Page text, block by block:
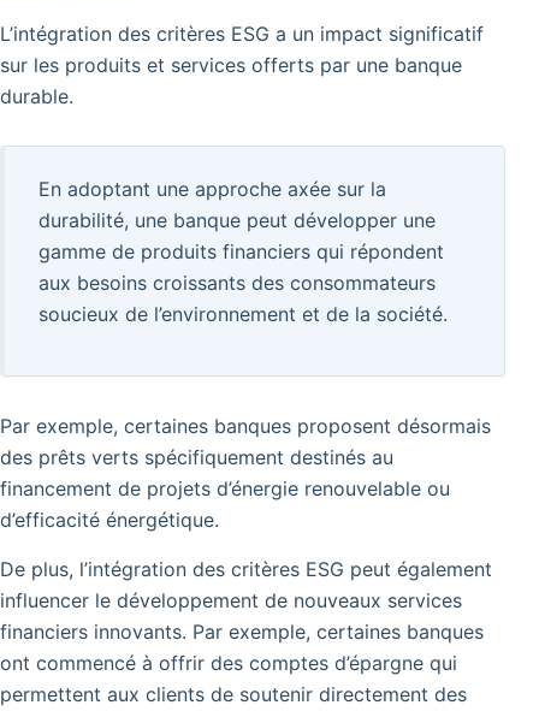
L’intégration des critères ESG a un impact significatif
sur les produits et services offerts par une banque
durable.
En adoptant une approche axée sur la
durabilité, une banque peut développer une
gamme de produits financiers qui répondent
aux besoins croissants des consommateurs
soucieux de l’environnement et de la société.
Par exemple, certaines banques proposent désormais
des prêts verts spécifiquement destinés au
financement de projets d’énergie renouvelable ou
d’efficacité énergétique.
De plus, l’intégration des critères ESG peut également
influencer le développement de nouveaux services
financiers innovants. Par exemple, certaines banques
ont commencé à offrir des comptes d’épargne qui
permettent aux clients de soutenir directement des